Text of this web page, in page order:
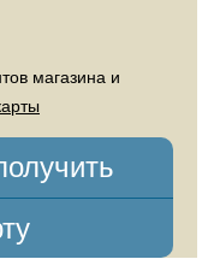
магазина и